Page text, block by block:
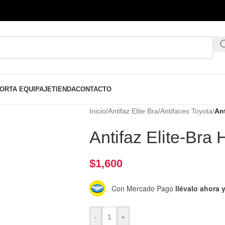
EQUIPAJETIENDACONTACTO
Inicio/Antifaz Elite Bra/Antifaces Toyota/
Antifaz Elite-Bra
$1,600
Con Mercado Pago llévalo ahora
- +